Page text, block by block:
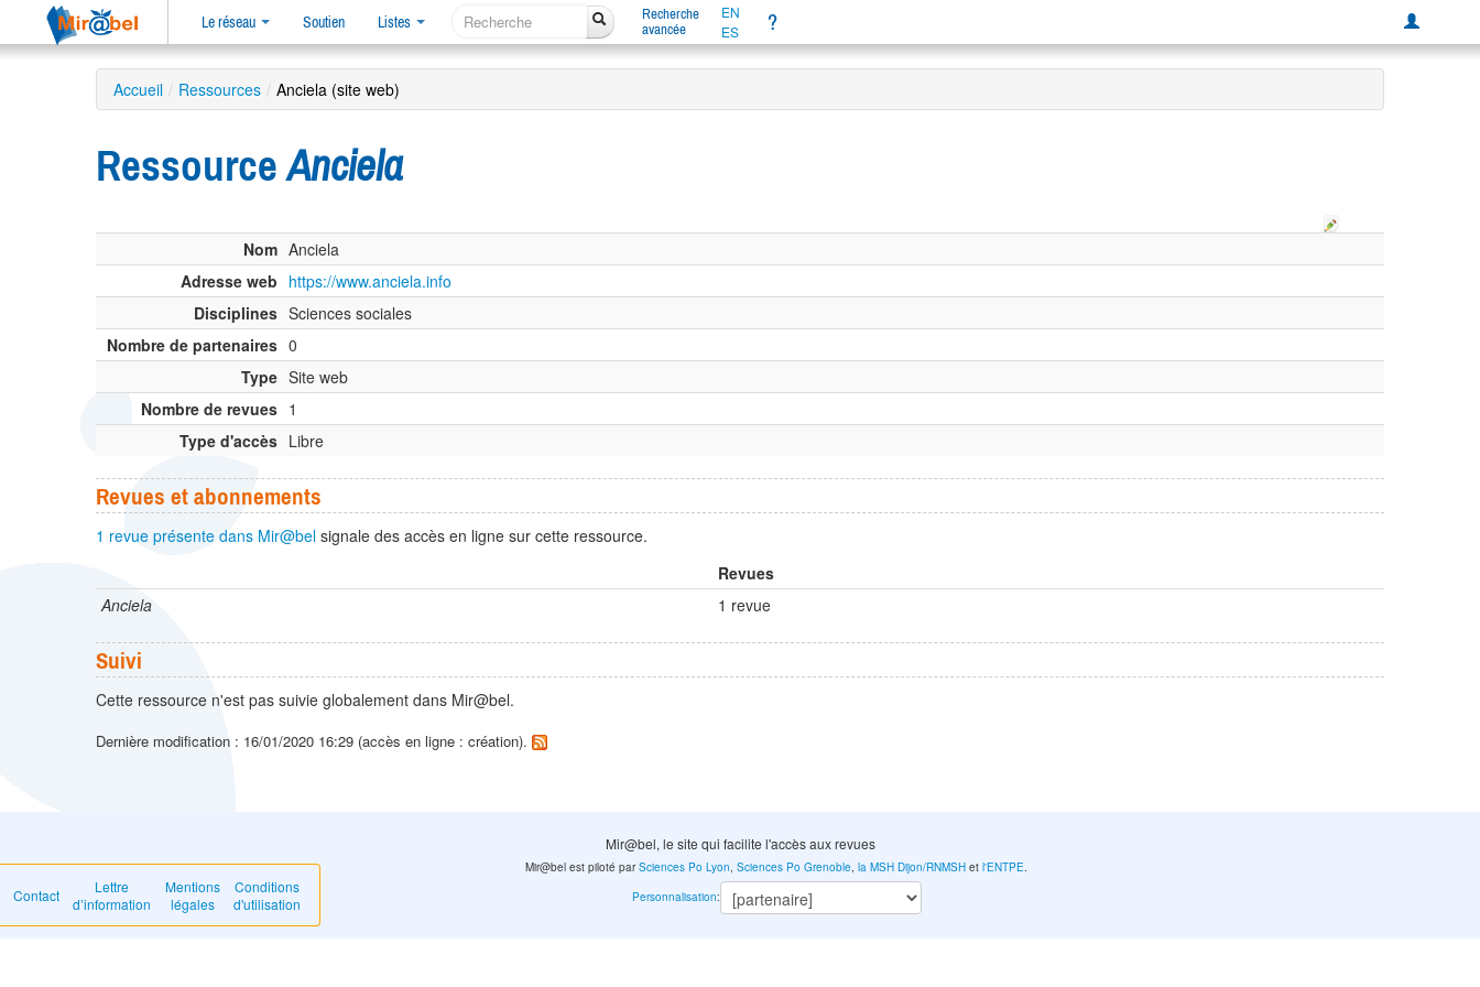
Le réseau Soutien Listes
Recherche
avancée
EN
ES
?
Accueil / Ressources / Anciela (site web)
RessourceAnciela
Nom Anciela
Adresse web https://www.anciela.info
Disciplines Sciences sociales
Nombre de partenaires 0
Type Site web
Nombre de revues 1
Type d'accès Libre
Revues et abonnements
1 revue présente dans Mir@bel signale des accès en ligne sur cette ressource.
Revues
Anciela
1 revue
Suivi
Cette ressource n'est pas suivie globalement dans Mir@bel.
Dernière modification : 16/01/2020 16:29 (accès en ligne : création).
Mir@bel, le site qui facilite l'accès aux revues
Contact
Lettre
d’information
Mentions
légales
Conditions
d'utilisation
Mir@bel est piloté parSciences Po Lyon,Sciences Po Grenoble,la MSH Dijon/RNMSH etl'ENTPE.
Personnalisation: